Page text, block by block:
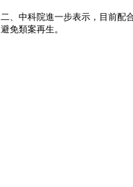
二、中科院進一步表示，目前配
避免類案再生。